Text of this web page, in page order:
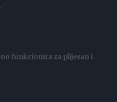
funkcionira za plijesan i